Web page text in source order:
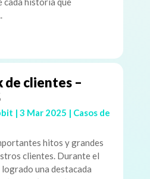
de clientes –
| 3 Mar 2025 | Casos de
hitos y grandes
clientes. Durante el
logrado una destacada